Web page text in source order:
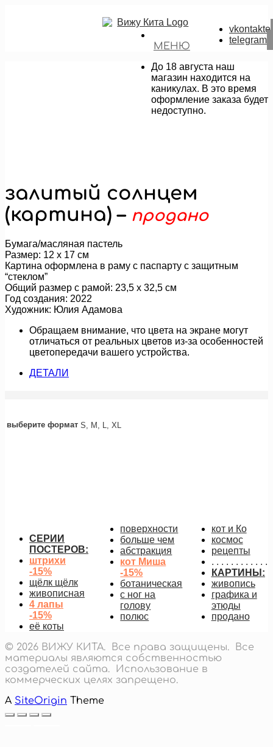
vkontakte
telegram
МЕНЮ
До 18 августа наш
магазин находится на
каникулах. В это время
оформление заказа будет
недоступно.
залитый солнцем
(картина) – продано
Бумага/масляная пастель
Размер: 12 х 17 см
Картина оформлена в раму с паспарту с защитным
“стеклом”
Общий размер с рамой: 23,5 х 32,5 см
Год создания: 2022
Художник: Юлия Адамова
Обращаем внимание, что цвета на экране могут
отличаться от реальных цветов из-за особенностей
цветопередачи вашего устройства.
ДЕТАЛИ
выберите формат S, M, L, XL
СЕРИИ
ПОСТЕРОВ:
штрихи
-15%
щёлк щёлк
живописная
4 лапы
-15%
её коты
поверхности
больше чем
абстракция
кот Миша
-15%
ботаническая
с ног на
голову
полюс
кот и Ко
космос
рецепты
. . . . . . . . . . . .
КАРТИНЫ:
живопись
графика и
этюды
продано
© 2026 ВИЖУ КИТА. Все права защищены. Все
материалы являются собственностью
создателей сайта. Использование в
коммерческих целях запрещено.
A SiteOrigin Theme